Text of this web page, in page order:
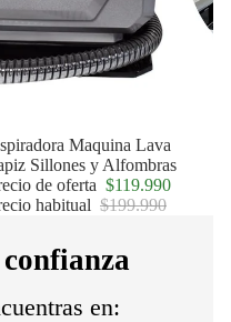
Maquina Lava
Sillones y Alfombras
de oferta $119.990
habitual $199.990
en: